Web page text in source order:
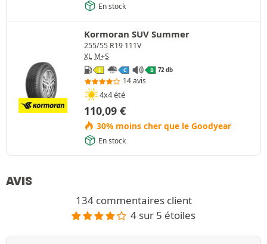
En stock
Kormoran SUV Summer
255/55 R19 111V
XL M+S
C C B 72 db
14 avis
4x4 été
110,09 €
30% moins cher que le Goodyear
En stock
AVIS
134 commentaires client
4 sur 5 étoiles